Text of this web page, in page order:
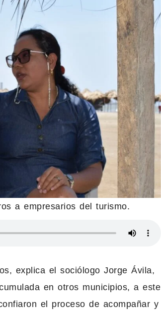
a empresarios del turismo.
explica el sociólogo Jorge Ávila,
en otros municipios, a este
el proceso de acompañar y